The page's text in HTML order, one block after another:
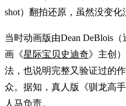
shot）翻拍还原，虽然没变化
当时动画版由Dean DeBlois
画《星际宝贝史迪奇》主创
法，也说明完整又验证过的
众。据知，真人版《驯龙高
人马负责。